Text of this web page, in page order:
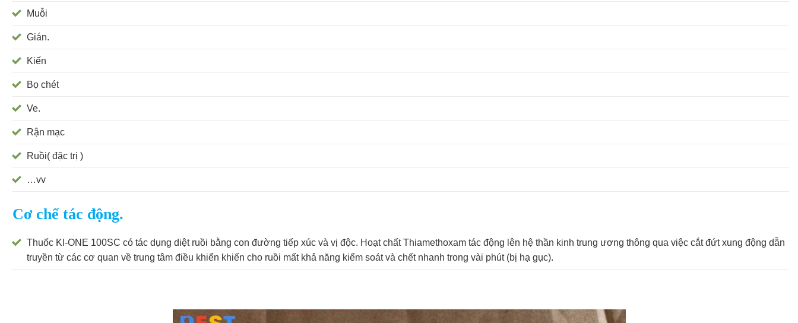
Muỗi
Gián.
Kiến
Bọ chét
Ve.
Rận mạc
Ruồi( đặc trị )
…vv
Cơ chế tác động.
Thuốc KI-ONE 100SC có tác dụng diệt ruồi bằng con đường tiếp xúc và vị độc. Hoạt chất Thiamethoxam tác động lên hệ thần kinh trung ương thông qua việc cắt đứt xung động dẫn
truyền từ các cơ quan về trung tâm điều khiển khiến cho ruồi mất khả năng kiểm soát và chết nhanh trong vài phút (bị hạ gục).